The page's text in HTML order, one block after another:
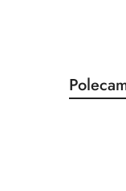
Pomiń
o